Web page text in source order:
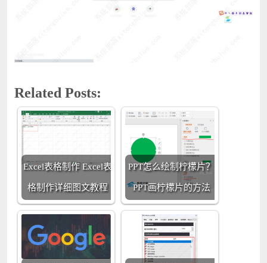
Related Posts:
Excel表格制作 Excel表
格制作详细图文教程
PPT怎么绘制柠檬片？
PPT画柠檬片的方法